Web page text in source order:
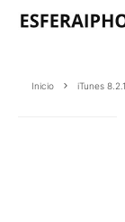
Inicio iTunes 8.2.1